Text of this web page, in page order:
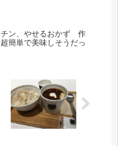
チン、やせるおかず 作
簡単で美味しそうだっ